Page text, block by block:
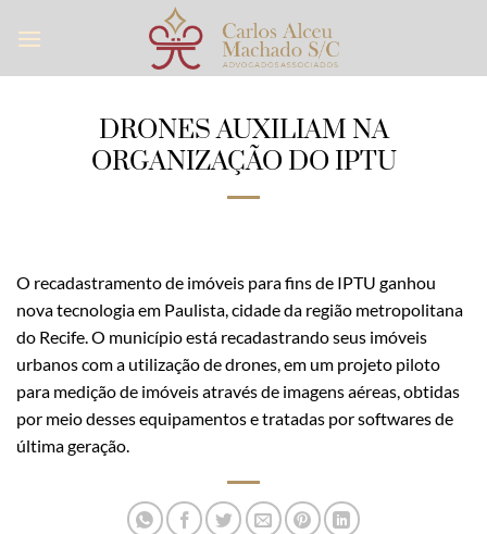
DRONES AUXILIAM NA
ORGANIZAÇÃO DO IPTU
O recadastramento de imóveis para fins de IPTU ganhou
nova tecnologia em Paulista, cidade da região metropolitana
do Recife. O município está recadastrando seus imóveis
urbanos com a utilização de drones, em um projeto piloto
para medição de imóveis através de imagens aéreas, obtidas
por meio desses equipamentos e tratadas por softwares de
última geração.